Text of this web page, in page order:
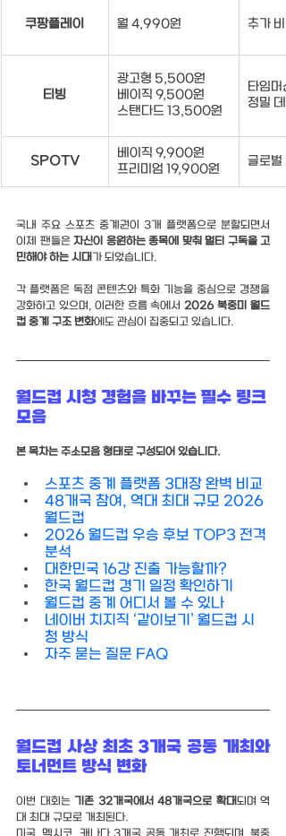
쿠팡플레이 월 4,990원 추가 비
티빙
광고형 5,500원
베이직 9,500원
스탠다드 13,500원
타임머
정밀 데
SPOTV
베이직 9,900원
프리미엄 19,900원
글로벌
국내 주요 스포츠 중계권이 3개 플랫폼으로 분할되면서
이제 팬들은 자신이 응원하는 종목에 맞춰 멀티 구독을 고
민해야 하는 시대 가 되었습니다.
각 플랫폼은 독점 콘텐츠와 특화 기능을 중심으로 경쟁을
강화하고 있으며, 이러한 흐름 속에서 2026 북중미 월드
컵 중계 구조 변화에도 관심이 집중되고 있습니다.
월드컵 시청 경험을 바꾸는 필수 링크
모음
본 목차는 주소모음 형태로 구성되어 있습니다.
스포츠 중계 플랫폼 3대장 완벽 비교
48개국 참여, 역대 최대 규모 2026
월드컵
2026 월드컵 우승 후보 TOP3 전격
분석
대한민국 16강 진출 가능할까?
한국 월드컵 경기 일정 확인하기
월드컵 중계 어디서 볼 수 있나
네이버 치지직 ‘같이보기’ 월드컵 시
청 방식
자주 묻는 질문 FAQ
월드컵 사상 최초 3개국 공동 개최와
토너먼트 방식 변화
이번 대회는 기존 32개국에서 48개국으로 확대되며 역
대 최대 규모로 개최된다.